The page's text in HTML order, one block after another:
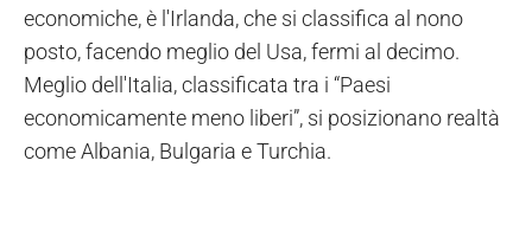
economiche, è l'Irlanda, che si classifica al nono
posto, facendo meglio del Usa, fermi al decimo.
Meglio dell'Italia, classificata tra i “Paesi
economicamente meno liberi”, si posizionano realtà
come Albania, Bulgaria e Turchia.